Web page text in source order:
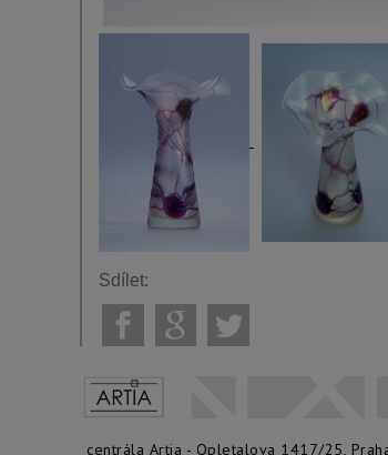
Sdílet:
centrála Artia - Opletalova 1417/25,